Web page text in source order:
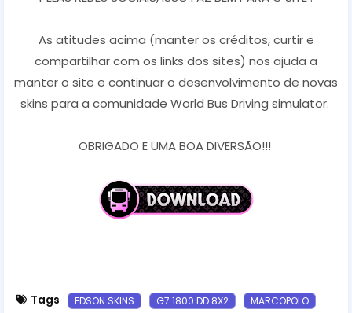
As atitudes acima (manter os créditos, curtir e
compartilhar com os links dos sites) nos ajuda a
manter o site e continuar o desenvolvimento de novas
skins para a comunidade World Bus Driving simulator.
OBRIGADO E UMA BOA DIVERSÃO!!!
Tags EDSON SKINS G7 1800 DD 8X2
MARCOPOLO